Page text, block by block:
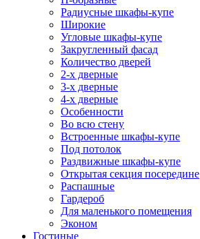
Радиусные шкафы-купе
Широкие
Угловые шкафы-купе
Закругленный фасад
Количество дверей
2-х дверные
3-х дверные
4-х дверные
Особенности
Во всю стену
Встроенные шкафы-купе
Под потолок
Раздвижные шкафы-купе
Открытая секция посередине
Распашные
Гардероб
Для маленького помещения
Эконом
Гостиные